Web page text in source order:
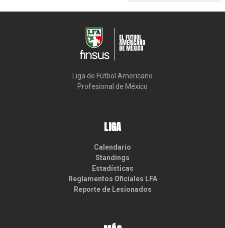
Liga de Fútbol Americano
Profesional de México
LIGA
Calendario
Standings
Estadísticas
Reglamentos Oficiales LFA
Reporte de Lesionados